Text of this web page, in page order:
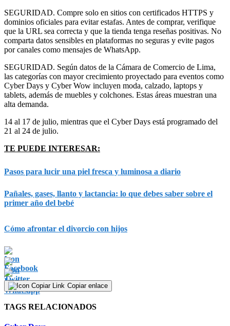
SEGURIDAD. Compre solo en sitios con certificados HTTPS y
dominios oficiales para evitar estafas. Antes de comprar, verifique
que la URL sea correcta y que la tienda tenga reseñas positivas. No
comparta datos sensibles en plataformas no seguras y evite pagos
por canales como mensajes de WhatsApp.
SEGURIDAD. Según datos de la Cámara de Comercio de Lima,
las categorías con mayor crecimiento proyectado para eventos como
Cyber Days y Cyber Wow incluyen moda, calzado, laptops y
tablets, además de muebles y colchones. Estas áreas muestran una
alta demanda.
14 al 17 de julio, mientras que el Cyber Days está programado del
21 al 24 de julio.
TE PUEDE INTERESAR:
Pasos para lucir una piel fresca y luminosa a diario
Pañales, gases, llanto y lactancia: lo que debes saber sobre el
primer año del bebé
Cómo afrontar el divorcio con hijos
Copiar enlace
TAGS RELACIONADOS